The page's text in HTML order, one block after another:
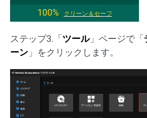
100%
クリーン＆セーフ
ステップ3.「ツール」ページで「
ーン 」をクリックします。